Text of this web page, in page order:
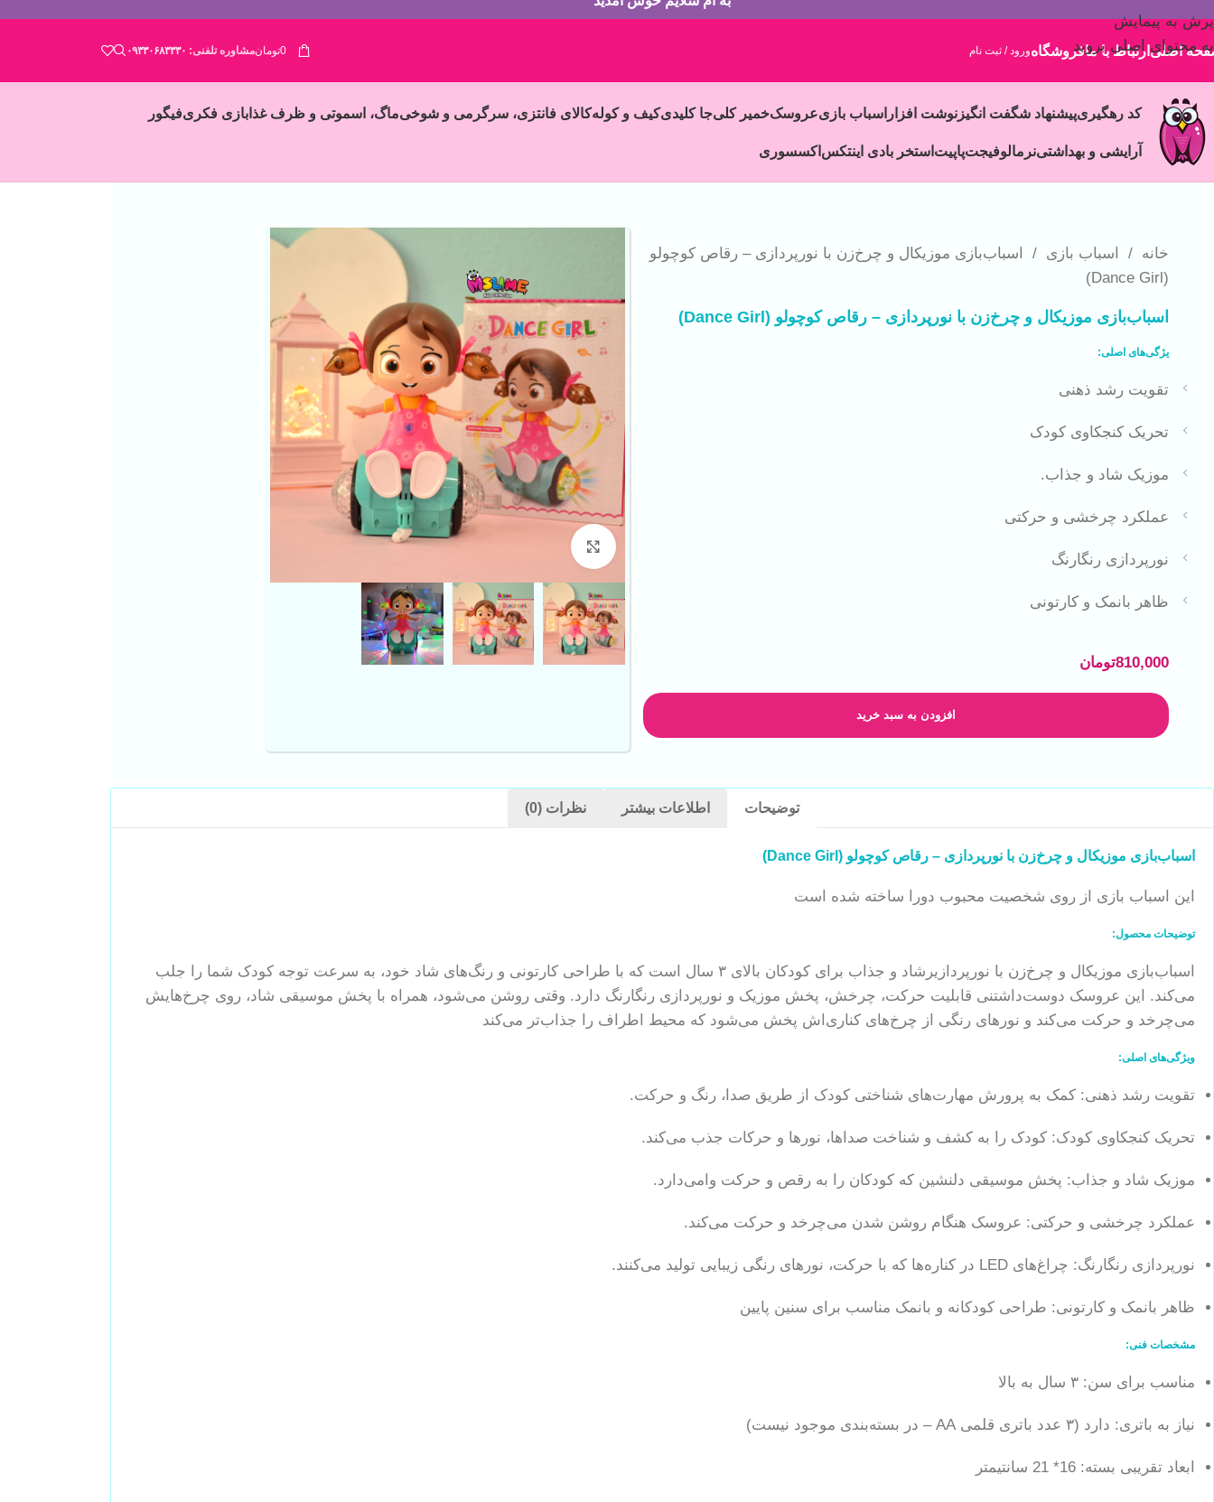
پرش به پیمایش
به محتوای اصلی بروید
اصلی ارتباط با مافروشگاهورود / ثبت نام 0تومانمشاوره تلفنی: ۰۹۳۳۰۶۸۳۳۳۰
کد رهگیریپیشنهاد شگفت انگیز نوشت افزار اسباب بازیعروسکخمیر کلیجا کلیدیکیف و کولهکالای فانتزی، سرگرمی و شوخیماگ، اسموتی و ظرف غذا بازی فکریفیگور
آرایشی و بهداشتینرمالوفیجتپاپیت استخر بادی اینتکس اکسسوری
خانه / اسباب بازی /
اسباب‌بازی موزیکال و چرخ‌زن با نورپردازی – رقاص کوچولو
(Dance Girl)
اسباب‌بازی موزیکال و چرخ‌زن با نورپردازی – رقاص کوچولو (Dance Girl)
یژگی‌های اصلی:
تقویت رشد ذهنی
تحریک کنجکاوی کودک
موزیک شاد و جذاب.
عملکرد چرخشی و حرکتی
نورپردازی رنگارنگ
ظاهر بانمک و کارتونی
810,000تومان
افزودن به سبد خرید
توضیحات اطلاعات بیشتر نظرات (0)
اسباب‌بازی موزیکال و چرخ‌زن با نورپردازی – رقاص کوچولو (Dance Girl)
این اسباب بازی از روی شخصیت محبوب دورا ساخته شده است
توضیحات محصول:
اسباب‌بازی موزیکال و چرخ‌زن با نورپردازیرشاد و جذاب برای کودکان بالای ۳ سال است که با طراحی کارتونی و رنگ‌های شاد خود، به سرعت توجه کودک شما را جلب
می‌کند. این عروسک دوست‌داشتنی قابلیت حرکت، چرخش، پخش موزیک و نورپردازی رنگارنگ دارد. وقتی روشن می‌شود، همراه با پخش موسیقی شاد، روی چرخ‌هایش
می‌چرخد و حرکت می‌کند و نورهای رنگی از چرخ‌های کناری‌اش پخش می‌شود که محیط اطراف را جذاب‌تر می‌کند
ویژگی‌های اصلی:
تقویت رشد ذهنی: کمک به پرورش مهارت‌های شناختی کودک از طریق صدا، رنگ و حرکت.
تحریک کنجکاوی کودک: کودک را به کشف و شناخت صداها، نورها و حرکات جذب می‌کند.
موزیک شاد و جذاب: پخش موسیقی دلنشین که کودکان را به رقص و حرکت وا‌می‌دارد.
عملکرد چرخشی و حرکتی: عروسک هنگام روشن شدن می‌چرخد و حرکت می‌کند.
نورپردازی رنگارنگ: چراغ‌های LED در کناره‌ها که با حرکت، نورهای رنگی زیبایی تولید می‌کنند.
ظاهر بانمک و کارتونی: طراحی کودکانه و بانمک مناسب برای سنین پایین
مشخصات فنی:
مناسب برای سن: ۳ سال به بالا
نیاز به باتری: دارد (۳ عدد باتری قلمی AA – در بسته‌بندی موجود نیست)
ابعاد تقریبی بسته: 16* 21 سانتیمتر